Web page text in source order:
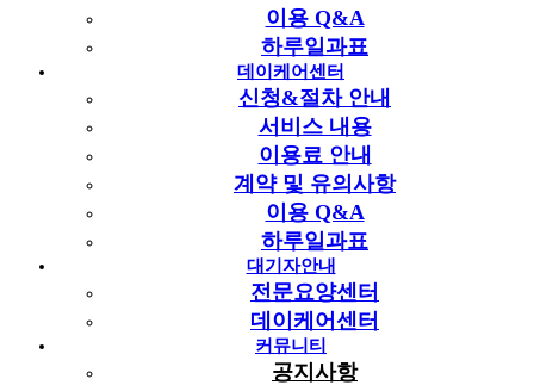
이용 Q&A
하루일과표
데이케어센터
신청&절차 안내
서비스 내용
이용료 안내
계약 및 유의사항
이용 Q&A
하루일과표
대기자안내
전문요양센터
데이케어센터
커뮤니티
공지사항